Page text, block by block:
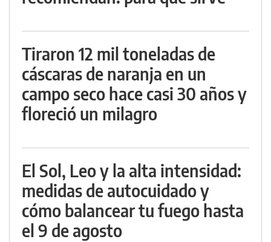
Tiraron 12 mil toneladas de
cáscaras de naranja en un
campo seco hace casi 30 años y
floreció un milagro
El Sol, Leo y la alta intensidad:
medidas de autocuidado y
cómo balancear tu fuego hasta
el 9 de agosto